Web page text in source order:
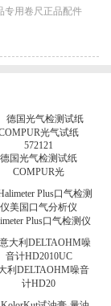
专用卷尺正品配件
德国光气检测试纸
COMPUR光
Plus口气检测仪
利DELTAOHM噪音
计HD20